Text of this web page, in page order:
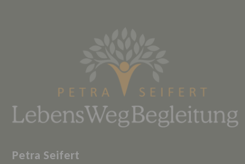
Petra Seifert